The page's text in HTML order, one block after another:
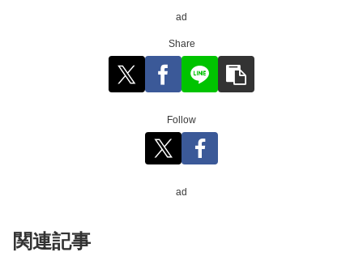
ad
Share
Follow
ad
関連記事